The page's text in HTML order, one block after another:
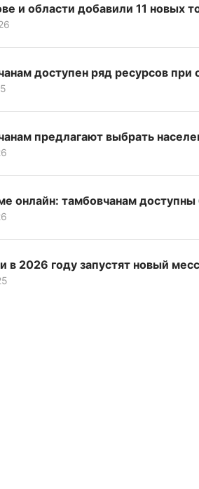
и области добавили 11 новых
доступен ряд ресурсов при
предлагают выбрать
онлайн: тамбовчанам
в 2026 году запустят новый